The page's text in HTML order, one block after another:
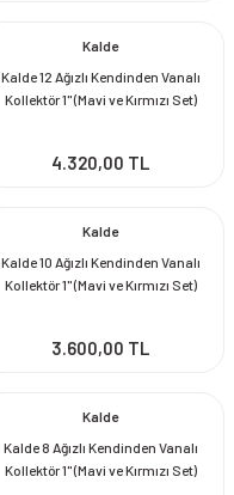
Kalde
Kalde 12 Ağızlı Kendinden Vanalı
Kollektör 1'' (Mavi ve Kırmızı Set)
4.320,00 TL
Kalde
Kalde 10 Ağızlı Kendinden Vanalı
Kollektör 1'' (Mavi ve Kırmızı Set)
3.600,00 TL
Kalde
Kalde 8 Ağızlı Kendinden Vanalı
Kollektör 1'' (Mavi ve Kırmızı Set)